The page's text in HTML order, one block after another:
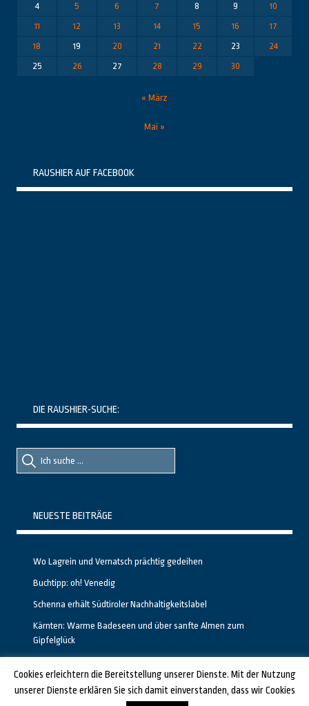
4
5 6 7 8 9
10
11
12 13 14 15 16
17
18
19 20 21 22 23
24
25
26 27 28 29 30
« März
Mai »
RAUSHIER AUF FACEBOOK
DIE RAUSHIER-SUCHE:
Suche
nach::
Suche
nach:
NEUESTE BEITRÄGE
Wo Lagrein und Vernatsch prächtig gedeihen
Buchtipp: oh! Venedig
Schenna erhält Südtiroler Nachhaltigkeitslabel
Kärnten: Warme Badeseen und über sanfte Almen zum
Gipfelglück
Cookies erleichtern die Bereitstellung unserer Dienste. Mit der Nutzung
unserer Dienste erklären Sie sich damit einverstanden, dass wir Cookies